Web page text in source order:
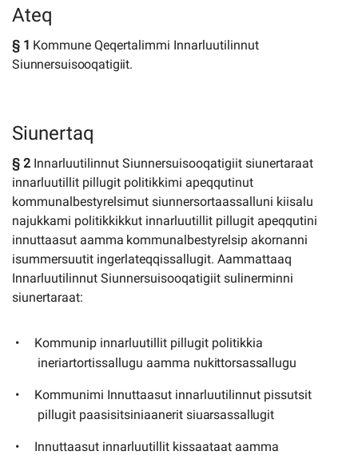
Ateq
§ 1 Kommune Qeqertalimmi Innarluutilinnut
Siunnersuisooqatigiit.
Siunertaq
§ 2 Innarluutilinnut Siunnersuisooqatigiit siunertaraat
innarluutillit pillugit politikkimi apeqqutinut
kommunalbestyrelsimut siunnersortaassalluni kiisalu
najukkami politikkikkut innarluutillit pillugit apeqqutini
innuttaasut aamma kommunalbestyrelsip akornanni
isummersuutit ingerlateqqissallugit. Aammattaaq
Innarluutilinnut Siunnersuisooqatigiit sulinerminni
siunertaraat:
Kommunip innarluutillit pillugit politikkia
ineriartortissallugu aamma nukittorsassallugu
Kommunimi Innuttaasut innarluutilinnut pissutsit
pillugit paasisitsiniaanerit siuarsassallugit
Innuttaasut innarluutillit kissaataat aamma